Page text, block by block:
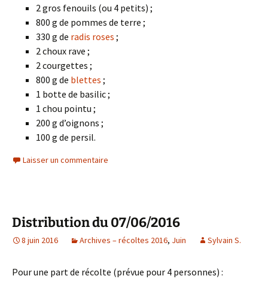
2 gros fenouils (ou 4 petits) ;
800 g de pommes de terre ;
330 g de radis roses ;
2 choux rave ;
2 courgettes ;
800 g de blettes ;
1 botte de basilic ;
1 chou pointu ;
200 g d’oignons ;
100 g de persil.
Laisser un commentaire
Distribution du 07/06/2016
8 juin 2016 Archives – récoltes 2016, Juin Sylvain S.
Pour une part de récolte (prévue pour 4 personnes) :